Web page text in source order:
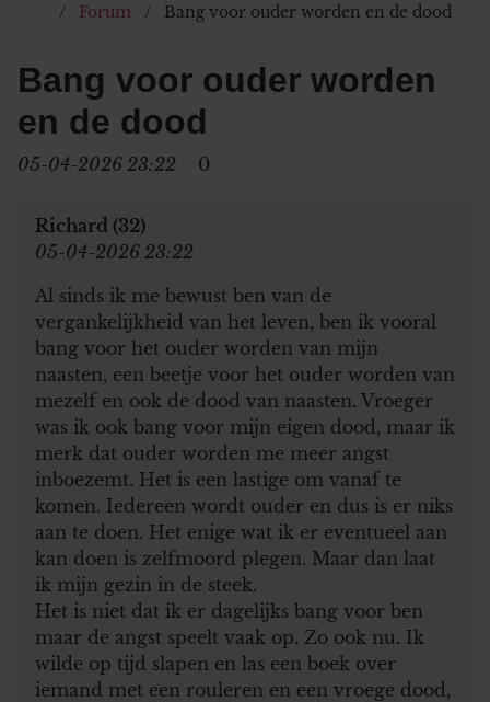
Forum Bang voor ouder worden en de dood
Bang voor ouder worden
en de dood
05-04-2026 23:22 0
Richard (32)
05-04-2026 23:22
Al sinds ik me bewust ben van de
vergankelijkheid van het leven, ben ik vooral
bang voor het ouder worden van mijn
naasten, een beetje voor het ouder worden van
mezelf en ook de dood van naasten. Vroeger
was ik ook bang voor mijn eigen dood, maar ik
merk dat ouder worden me meer angst
inboezemt. Het is een lastige om vanaf te
komen. Iedereen wordt ouder en dus is er niks
aan te doen. Het enige wat ik er eventueel aan
kan doen is zelfmoord plegen. Maar dan laat
ik mijn gezin in de steek.
Het is niet dat ik er dagelijks bang voor ben
maar de angst speelt vaak op. Zo ook nu. Ik
wilde op tijd slapen en las een boek over
iemand met een rouleren en een vroege dood,